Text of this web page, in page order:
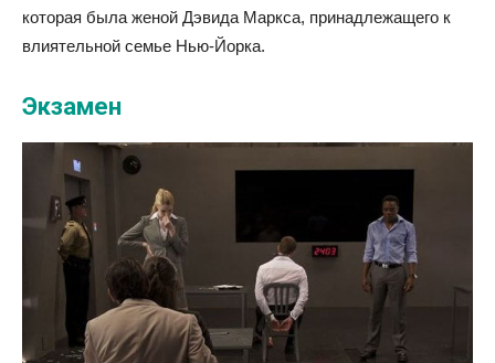
которая была женой Дэвида Маркса, принадлежащего к
влиятельной семье Нью-Йорка.
Экзамен